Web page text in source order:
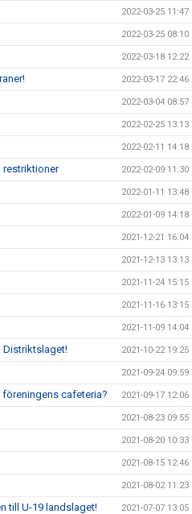
2022-03-25 11:47
2022-03-25 08:10
2022-03-18 12:22
2022-03-17 22:46
2022-03-04 08:57
2022-02-25 13:13
2022-02-11 14:18
restriktioner 2022-02-09 11:30
2022-01-11 13:48
2022-01-09 14:18
2021-12-21 16:04
2021-12-13 13:13
2021-11-24 15:15
2021-11-16 13:15
2021-11-09 14:04
Distriktslaget! 2021-10-22 19:25
2021-09-24 09:59
cafeteria? 2021-09-17 12:06
2021-08-23 09:55
2021-08-20 10:33
2021-08-15 12:46
2021-08-02 11:23
till U-19 landslaget! 2021-07-07 13:05